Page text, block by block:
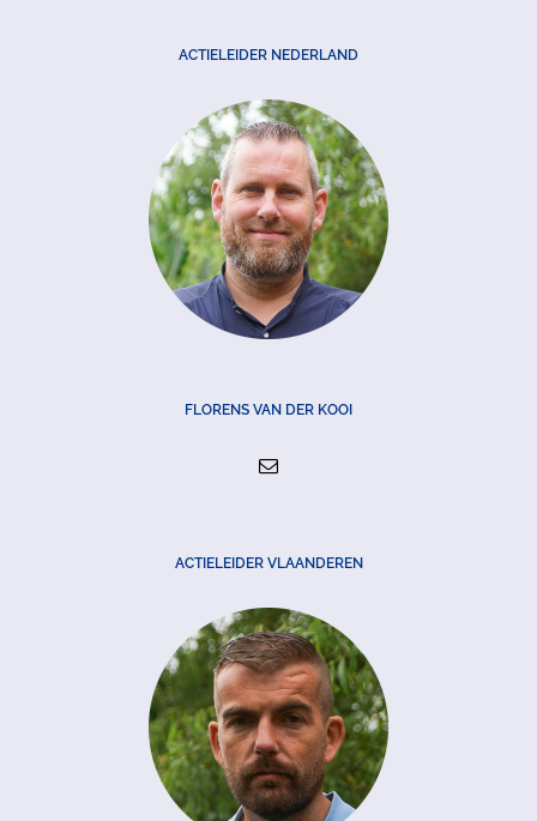
ACTIELEIDER NEDERLAND
FLORENS VAN DER KOOI
ACTIELEIDER VLAANDEREN